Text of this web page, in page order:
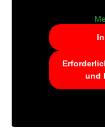
und